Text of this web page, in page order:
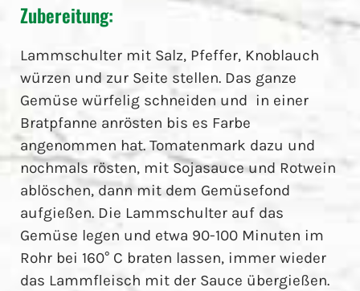
Zubereitung:
Lammschulter mit Salz, Pfeffer, Knoblauch
würzen und zur Seite stellen. Das ganze
Gemüse würfelig schneiden und in einer
Bratpfanne anrösten bis es Farbe
angenommen hat. Tomatenmark dazu und
nochmals rösten, mit Sojasauce und Rotwein
ablöschen, dann mit dem Gemüsefond
aufgießen. Die Lammschulter auf das
Gemüse legen und etwa 90-100 Minuten im
Rohr bei 160° C braten lassen, immer wieder
das Lammfleisch mit der Sauce übergießen.